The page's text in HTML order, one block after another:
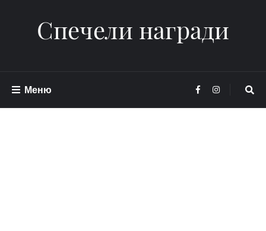
Спечели награди
Меню